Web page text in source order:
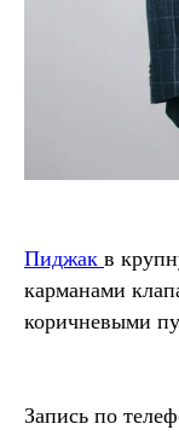
Пиджак в
карманами
коричневыми
Запись по